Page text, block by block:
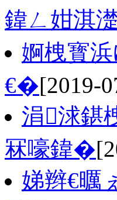
鍏ㄥ姏淇
婀栧寳
€�[2019-
涓浗鍖
冧嚎鍏�
娣辫€曞